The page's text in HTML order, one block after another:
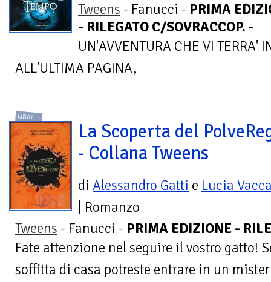
Tweens - Fanucci - PRIMA
- RILEGATO C/SOVRACCOP. -
UN'AVVENTURA CHE VI TERRA'
ALL'ULTIMA PAGINA,
LIBRI
La Scoperta del
- Collana Tweens
di Alessandro Gatti e Lucia
| Romanzo
Tweens - Fanucci - PRIMA EDIZIONE -
Fate attenzione nel seguire il vostro gatto!
soffitta di casa potreste entrare in un